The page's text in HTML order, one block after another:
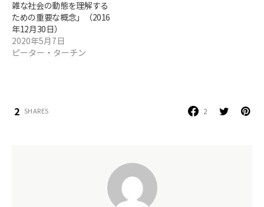
雑な社会の動態を理解する
ための重要な概念」（2016
年12月30日）
2020年5月7日
ピーター・ターチン
2 SHARES 2